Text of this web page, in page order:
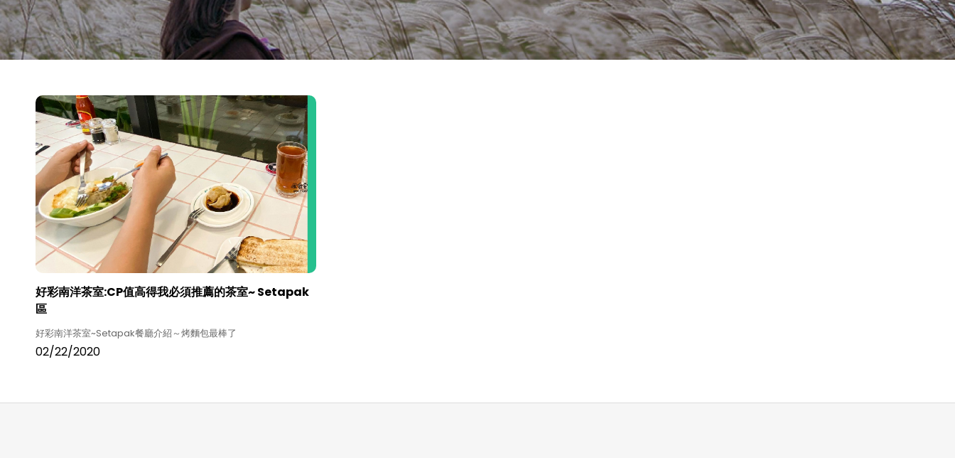
好彩南洋茶室:CP值高得我必須推薦的茶室~ Setapak
區
好彩南洋茶室~Setapak餐廳介紹～烤麵包最棒了
02/22/2020